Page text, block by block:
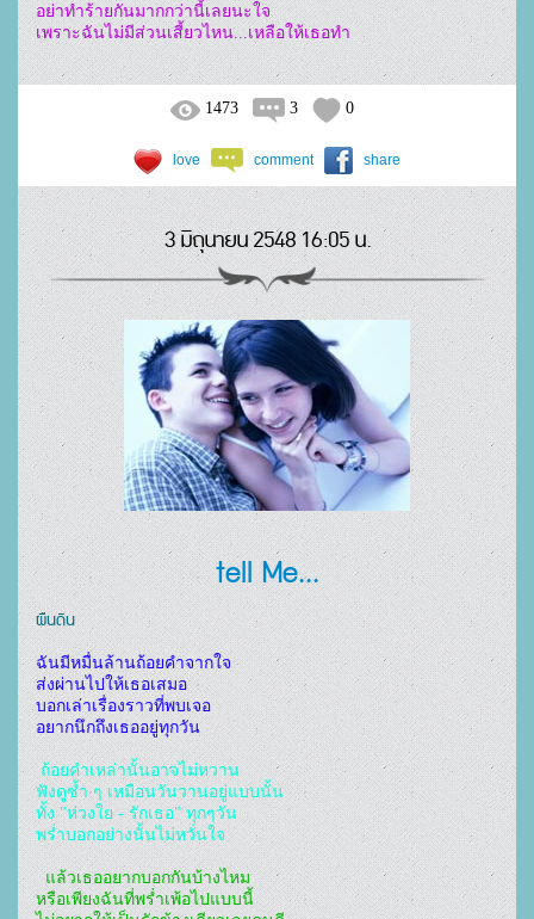
อย่าทำร้ายกันมากกว่านี้เลยนะใจ
เพราะฉันไม่มีส่วนเสี้ยวไหน...เหลือให้เธอทำ
1473 3 0
love comment share
3 มิถุนายน 2548 16:05 น.
tell Me...
ผืนดิน
ฉันมีหมื่นล้านถ้อยคำจากใจ
ส่งผ่านไปให้เธอเสมอ
บอกเล่าเรื่องราวที่พบเจอ
อยากนึกถึงเธออยู่ทุกวัน
ฟังดูซ้ำ ๆ เหมือนวันวานอยู่แบบนั้น
ทั้ง "ห่วงใย - รักเธอ" ทุกๆวัน
พร่ำบอกอย่างนั้นไม่หวั่นใจ
แล้วเธออยากบอกกันบ้างไหม
หรือเพียงฉันที่พร่ำเพ้อไปแบบนี้